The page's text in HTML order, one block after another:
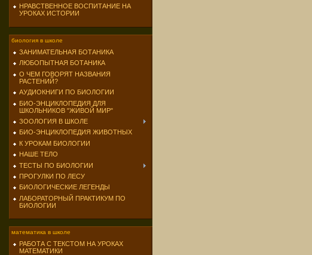
НРАВСТВЕННОЕ ВОСПИТАНИЕ НА
УРОКАХ ИСТОРИИ
биология в школе
ЗАНИМАТЕЛЬНАЯ БОТАНИКА
ЛЮБОПЫТНАЯ БОТАНИКА
О ЧЕМ ГОВОРЯТ НАЗВАНИЯ
РАСТЕНИЙ?
АУДИОКНИГИ ПО БИОЛОГИИ
БИО-ЭНЦИКЛОПЕДИЯ ДЛЯ
ШКОЛЬНИКОВ "ЖИВОЙ МИР"
ЗООЛОГИЯ В ШКОЛЕ
БИО-ЭНЦИКЛОПЕДИЯ ЖИВОТНЫХ
К УРОКАМ БИОЛОГИИ
НАШЕ ТЕЛО
ТЕСТЫ ПО БИОЛОГИИ
ПРОГУЛКИ ПО ЛЕСУ
БИОЛОГИЧЕСКИЕ ЛЕГЕНДЫ
ЛАБОРАТОРНЫЙ ПРАКТИКУМ ПО
БИОЛОГИИ
математика в школе
РАБОТА С ТЕКСТОМ НА УРОКАХ
МАТЕМАТИКИ